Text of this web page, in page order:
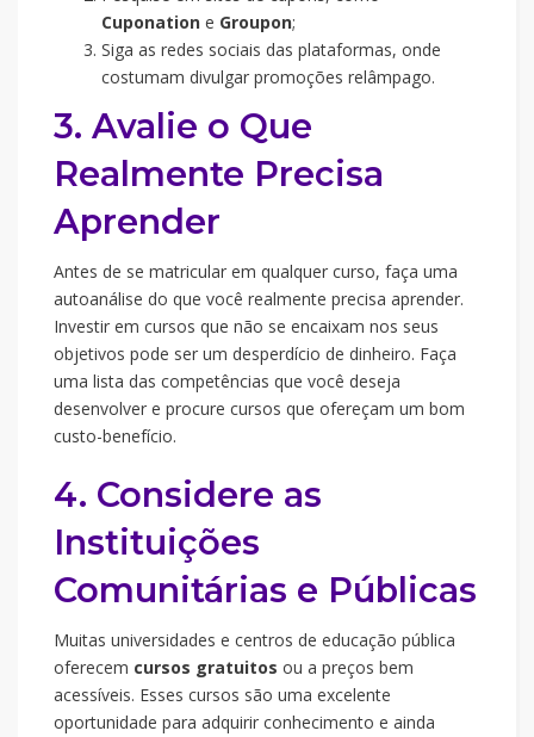
Cuponation e Groupon;
Siga as redes sociais das plataformas, onde
costumam divulgar promoções relâmpago.
3. Avalie o Que
Realmente Precisa
Aprender
Antes de se matricular em qualquer curso, faça uma
autoanálise do que você realmente precisa aprender.
Investir em cursos que não se encaixam nos seus
objetivos pode ser um desperdício de dinheiro. Faça
uma lista das competências que você deseja
desenvolver e procure cursos que ofereçam um bom
custo-benefício.
4. Considere as
Instituições
Comunitárias e Públicas
Muitas universidades e centros de educação pública
oferecem cursos gratuitos ou a preços bem
acessíveis. Esses cursos são uma excelente
oportunidade para adquirir conhecimento e ainda